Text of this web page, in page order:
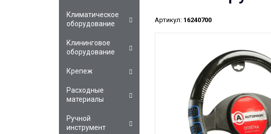
Артикул: 16240700
Климатическое
оборудование
Клининговое
оборудование
Крепеж
Расходные
материалы
Ручной
инструмент